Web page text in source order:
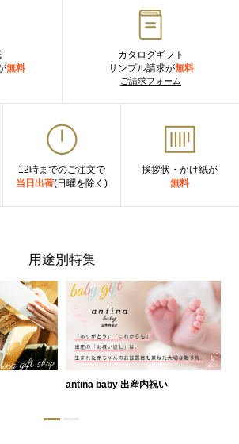
無料
カタログギフト
サンプル請求が無料
ご請求フォーム
12時までのご注文で
当日出荷(日曜を除く)
挨拶状・かけ紙が
無料
用途別特集
antina baby 出産内祝い